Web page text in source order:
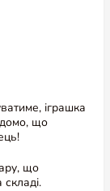
іграшка
що
що